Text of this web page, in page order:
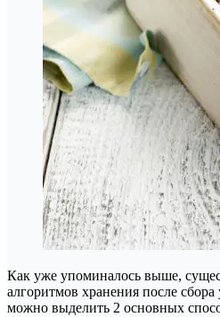
Как уже упоминалось выше,
алгоритмов хранения после
можно выделить 2 основных